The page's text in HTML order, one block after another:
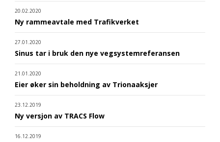
20.02.2020
Ny rammeavtale med Trafikverket
27.01.2020
Sinus tar i bruk den nye vegsystemreferansen
21.01.2020
Eier øker sin beholdning av Trionaaksjer
23.12.2019
Ny versjon av TRACS Flow
16.12.2019